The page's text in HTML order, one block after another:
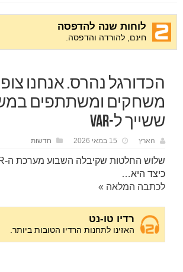
הכדורגל נהרס. אנחנו
משחקים ומשתתפים
ששייך ל-VAR
הארץ 15 במאי 2026 חדשות
כיצד היא…
לכתבה המלאה »